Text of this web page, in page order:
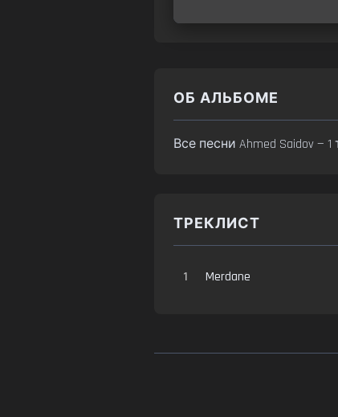
ОБ АЛЬБОМЕ
Все песни Ahmed Saidov —
ТРЕКЛИСТ
1 Merdane